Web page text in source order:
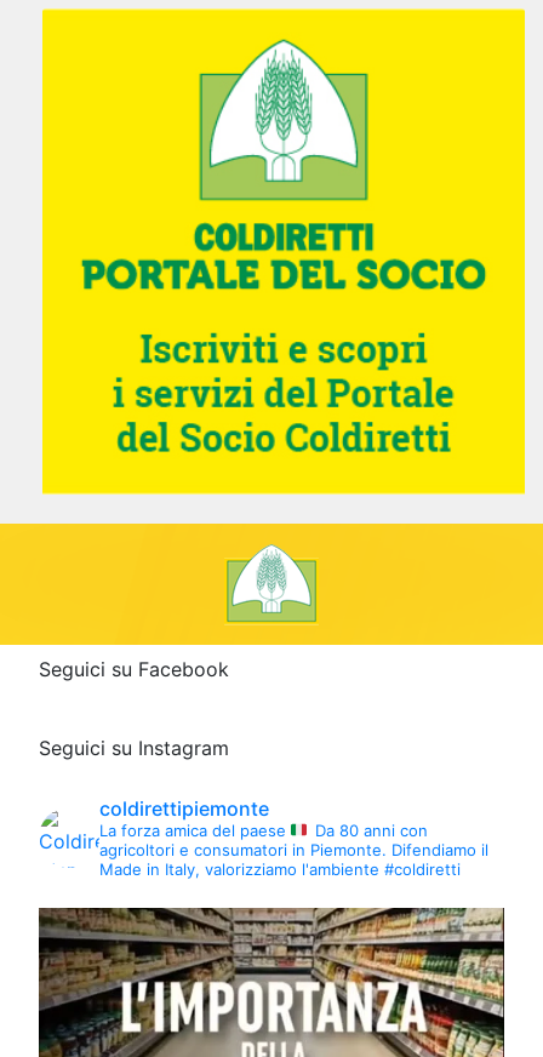
Seguici su Facebook
Seguici su Instagram
coldirettipiemonte
La forza amica del paese
Da 80 anni con
agricoltori e consumatori in Piemonte. Difendiamo il
Made in Italy, valorizziamo l'ambiente #coldiretti